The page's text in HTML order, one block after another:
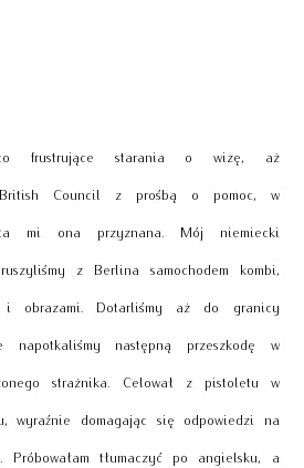
frustrujące starania o wizę, aż
Council z prośbą o pomoc, w
mi ona przyznana. Mój niemiecki
z Berlina samochodem kombi,
i obrazami. Dotarliśmy aż do granicy
napotkaliśmy następną przeszkodę w
strażnika. Celował z pistoletu w
wyraźnie domagając się odpowiedzi na
tłumaczyć po angielsku, a